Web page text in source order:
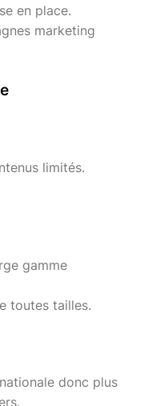
en place.
marketing
limités.
gamme
toutes tailles.
donc plus